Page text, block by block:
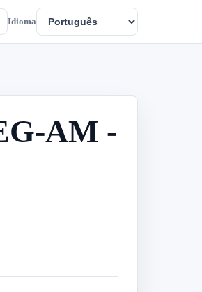
Idioma
AM -